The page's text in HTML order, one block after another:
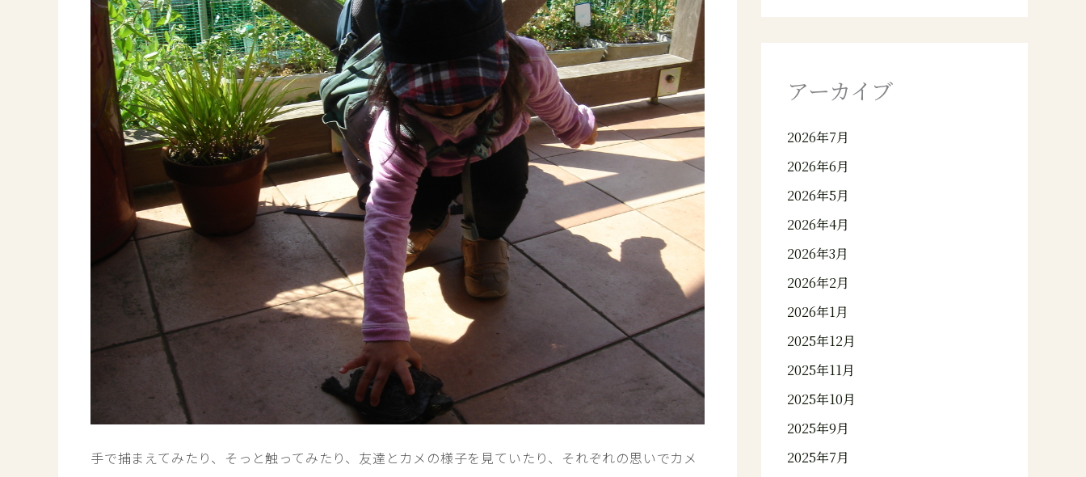
手で捕まえてみたり、そっと触ってみたり、友達とカメの様子を見ていたり、それぞれの思いでカメ
アーカイブ
2026年7月
2026年6月
2026年5月
2026年4月
2026年3月
2026年2月
2026年1月
2025年12月
2025年11月
2025年10月
2025年9月
2025年7月